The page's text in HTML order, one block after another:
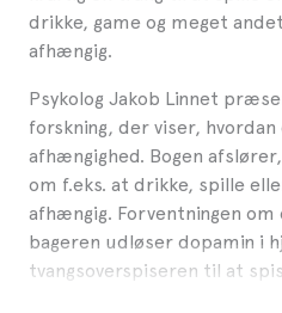
drikke, game og meget
afhængig.
Psykolog Jakob Linnet
forskning, der viser,
afhængighed. Bogen
om f.eks. at drikke, spille
afhængig. Forventningen om
bageren udløser dopamin i
tvangsoverspiseren til at